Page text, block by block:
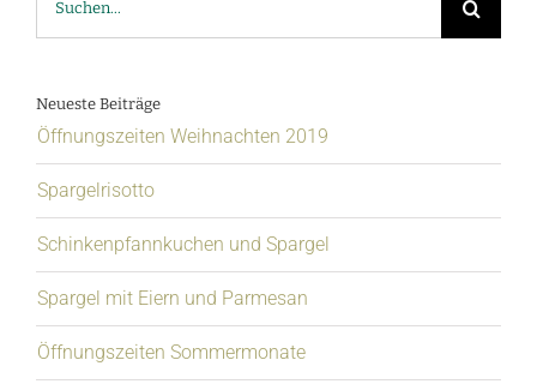
nach:
Neueste Beiträge
Öffnungszeiten Weihnachten 2019
Spargelrisotto
Schinkenpfannkuchen und Spargel
Spargel mit Eiern und Parmesan
Öffnungszeiten Sommermonate